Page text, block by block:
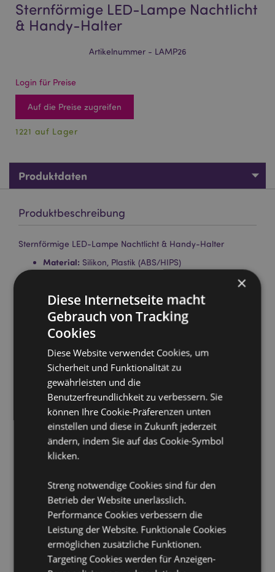
Sternförmige LED-Lampe Nachtlicht
& Handy-Halter
Artikelnummer - LAMP26
Login für Preise
Auf die Preise zugreifen
1221 auf Lager
Produktdaten
Produktbeschreibung
Sternförmige LED-Lampe Nachtlicht & Handy-Halter
Material: Silikon, Plastik (ABS/HIPS)
Information:Jede Lampe hat 3 Einstellungen. AN - Das
Licht ist konstant an, die Helligkeit kann durch
Berühren der Lampe angepasst werden. AUS - Das
Licht ist ausgeschaltet. 30 Minuten - Das Licht ist für
30 Minuten an, dann schaltet sich die Lampe
automatisch aus. Auch hier lässt sich die Helligkeit
durch Berühren der Lampe regeln.
Aufladbar:
Ja - Am Boden der Lampe ist ein
Anzeigelicht. Ladend - Licht an. Aufgeladen - Licht
aus.
Ladekabel:
USB C Type - Benutzen Sie die Lampe
nicht während des Aufladens. Benutzen Sie nur das
mitgelieferte Ladekabel.
Batterie: Wiederaufladbare Lithium-LED-Batterie.
Reinigung: Nur Trocken abwischen, um Staub zu
entfernen.
Handy-Halter:Die Lampe kann auch als Handy-
Halter genutzt werden, indem man das Handy auf
×
Diese Internetseite macht
Gebrauch von Tracking
Cookies
Diese Website verwendet Cookies, um
Sicherheit und Funktionalität zu
gewährleisten und die
Benutzerfreundlichkeit zu verbessern. Sie
können Ihre Cookie-Präferenzen unten
einstellen und diese in Zukunft jederzeit
ändern, indem Sie auf das Cookie-Symbol
klicken.
Streng notwendige Cookies sind für den
Betrieb der Website unerlässlich.
Performance Cookies verbessern die
Leistung der Website. Funktionale Cookies
ermöglichen zusätzliche Funktionen.
Targeting Cookies werden für Anzeigen-